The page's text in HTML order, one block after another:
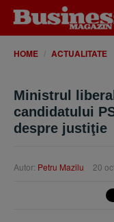
HOME ACTUALITATE
Ministrul
candidatului
despre justiţie
Autor: Petru Mazilu 20